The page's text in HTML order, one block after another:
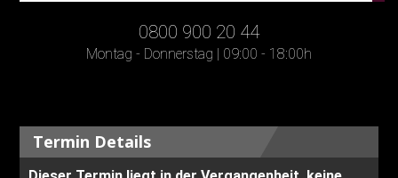
0800 900 20 44
Montag - Donnerstag | 09:00 - 18:00h
Termin Details